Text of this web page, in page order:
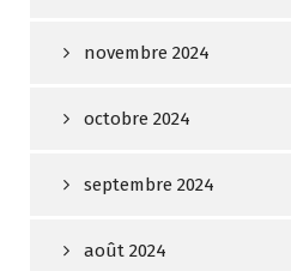
novembre 2024
octobre 2024
septembre 2024
août 2024